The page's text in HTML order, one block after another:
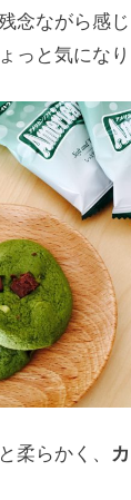
念ながら感
っと気になり
柔らかく、